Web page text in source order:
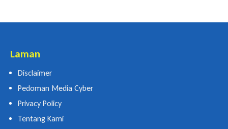
Laman
Disclaimer
Pedoman Media Cyber
Privacy Policy
Tentang Kami